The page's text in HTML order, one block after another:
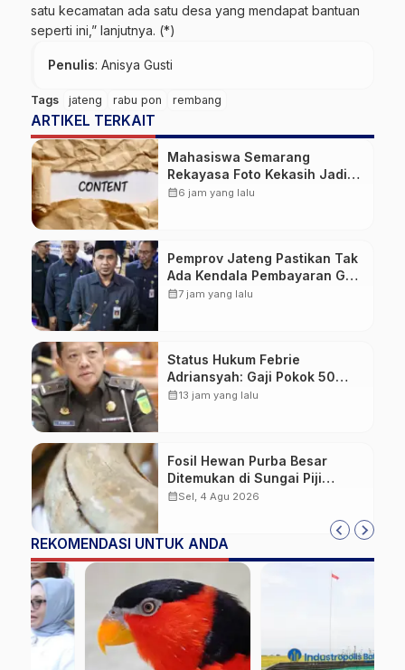
satu kecamatan ada satu desa yang mendapat bantuan
seperti ini,” lanjutnya. (*)
Penulis: Anisya Gusti
Tags jateng rabu pon rembang
ARTIKEL TERKAIT
Mahasiswa Semarang
Rekayasa Foto Kekasih Jadi
Konten Cabul karena Sakit
calendar_month6 jam yang lalu
Pemprov Jateng Pastikan Tak
Ada Kendala Pembayaran Gaji
ASN di Tengah Pemangkasan
calendar_month7 jam yang lalu
Status Hukum Febrie
Adriansyah: Gaji Pokok 50
Persen Tetap Mengalir,
calendar_month13 jam yang lalu
Fosil Hewan Purba Besar
Ditemukan di Sungai Piji
Kudus
calendar_monthSel, 4 Agu 2026
REKOMENDASI UNTUK ANDA